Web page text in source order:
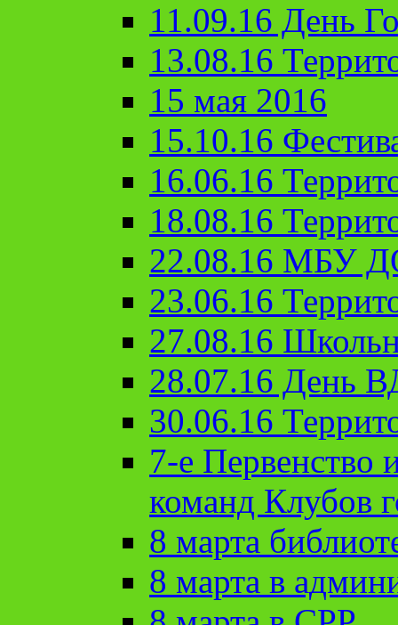
11.09.16 День
13.08.16
15 мая 2016
15.10.16
16.06.16
18.08.16
22.08.16 МБУ
23.06.16
27.08.16
28.07.16 День
30.06.16
7-е Первенство
команд Клубов
8 марта
8 марта в